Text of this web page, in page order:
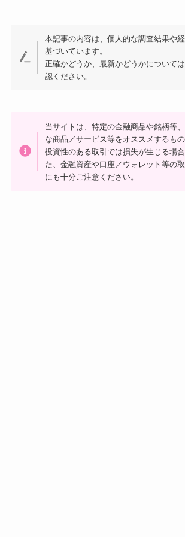
本記事の内容は、個人的な調査結果や
基づいています。
正確かどうか、最新かどうかについて
認ください。
当サイトは、特定の金融商品や銘柄等
な商品／サービス等をオススメするもの
投資性のある取引では損失が生じる場
た、金融資産や口座／ウォレット等の
にも十分ご注意ください。